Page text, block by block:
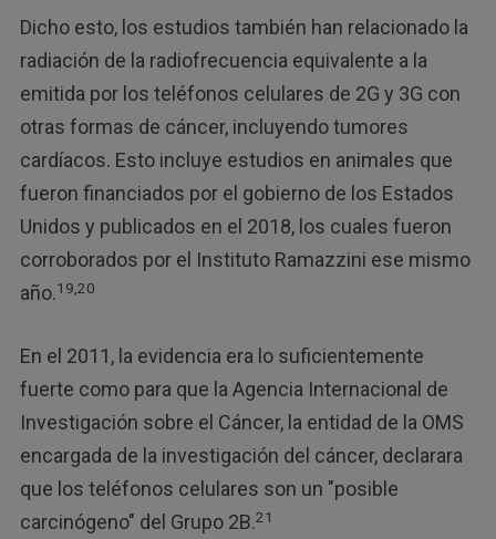
Dicho esto, los estudios también han relacionado la
radiación de la radiofrecuencia equivalente a la
emitida por los teléfonos celulares de 2G y 3G con
otras formas de cáncer, incluyendo tumores
cardíacos. Esto incluye estudios en animales que
fueron financiados por el gobierno de los Estados
Unidos y publicados en el 2018, los cuales fueron
corroborados por el Instituto Ramazzini ese mismo
año.19,20
En el 2011, la evidencia era lo suficientemente
fuerte como para que la Agencia Internacional de
Investigación sobre el Cáncer, la entidad de la OMS
encargada de la investigación del cáncer, declarara
que los teléfonos celulares son un "posible
carcinógeno" del Grupo 2B.21